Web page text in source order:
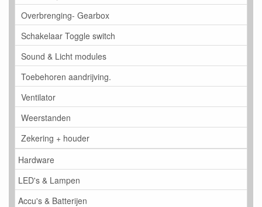
Overbrenging- Gearbox
Schakelaar Toggle switch
Sound & Licht modules
Toebehoren aandrijving.
Ventilator
Weerstanden
Zekering + houder
Hardware
LED's & Lampen
Accu's & Batterijen